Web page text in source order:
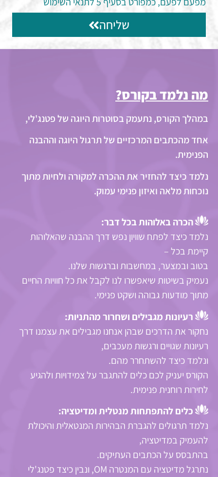
שליחה
מה נלמד בקורס?
במהלך הקורס, נתעמק בסוטרות היוגה של פטנג'לי,
אחד מהכתבים המרכזיים של תרגול היוגה וההבנה
הפנימית.
נלמד כיצד להחזיר את ההכרה למקורה ולחיות מתוך
נוכחות מלאה ואיזון פנימי עמוק.
הכרה באלוהות בכל דבר:
נלמד כיצד לפתח שוויון נפש דרך ההבנה שהאלוהות
קיימת בכל –
בטוב ובמצער, במחשבות וברגשות שלנו.
נעמיק בשיטות שיאפשרו לנו לקבל את כל חוויות החיים
מתוך מודעות גבוהה ושקט פנימי.
רעיונות מגבילים ושחרור מהתניות:
נחקור את הדרכים שבהן אנחנו מגבילים את עצמנו דרך
רעיונות שגויים ורגשות מעכבים,
ונלמד כיצד להשתחרר מהם.
הקורס יעניק לכם כלים להתגבר על צמידויות ולהגיע
לחירות רוחנית פנימית.
כלים להתפתחות מנטלית ומדיטציה:
נלמד תרגולים להגברת הבהירות המנטאלית והיכולת
להעמיק במדיטציה,
בהתבסס על הכתבים העתיקים.
נתרגל מדיטציה עם המנטרה OM, ונבין כיצד פטנג'לי